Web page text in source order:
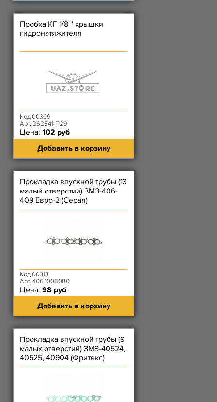
Пробка КГ 1/8 '' крышки
гидронатяжителя
Код 00309
Арт. 262541-П29
Цена: 102 руб
Добавить в корзину
Прокладка впускной трубы (13
малый отверстий) ЗМЗ-406-
409 Евро-2 (Серая)
Код 00318
Арт. 406.1008080
Цена: 98 руб
Добавить в корзину
Прокладка впускной трубы (9
малых отверстий) ЗМЗ-40524,
40525, 40904 (Фритекс)
зеленая